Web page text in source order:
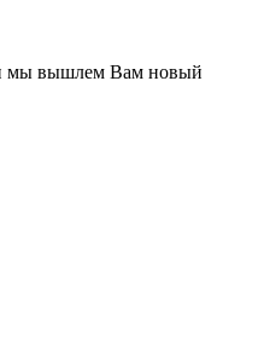
мы вышлем Вам новый